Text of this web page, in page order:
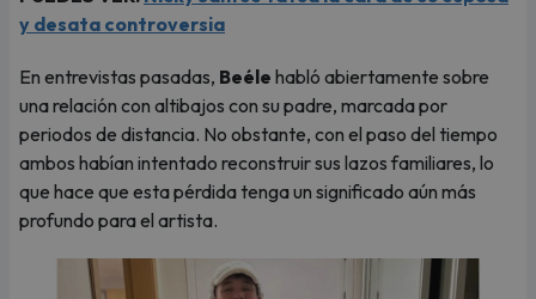
y desata controversia
En entrevistas pasadas, Beéle habló abiertamente sobre
una relación con altibajos con su padre, marcada por
periodos de distancia. No obstante, con el paso del tiempo
ambos habían intentado reconstruir sus lazos familiares, lo
que hace que esta pérdida tenga un significado aún más
profundo para el artista.